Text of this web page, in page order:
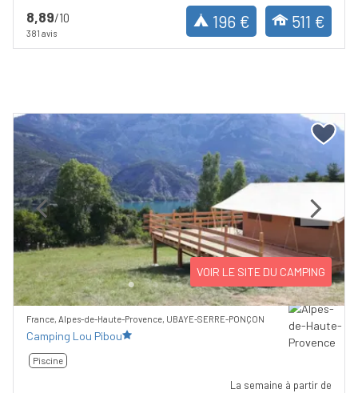
8,89/10
381 avis
196 € 511 €
Previous Next
VOIR LE SITE DU CAMPING
France, Alpes-de-Haute-Provence, UBAYE-SERRE-PONÇON
Camping Lou Pibou
Piscine
La semaine à partir de